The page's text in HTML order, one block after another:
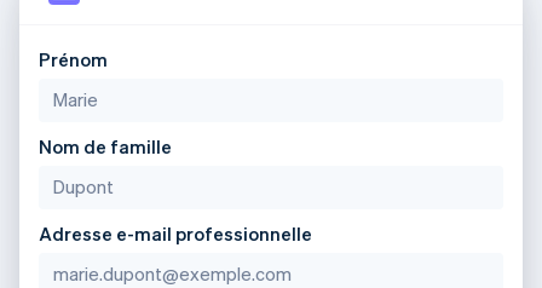
Prénom
Nom de famille
Adresse e-mail professionnelle